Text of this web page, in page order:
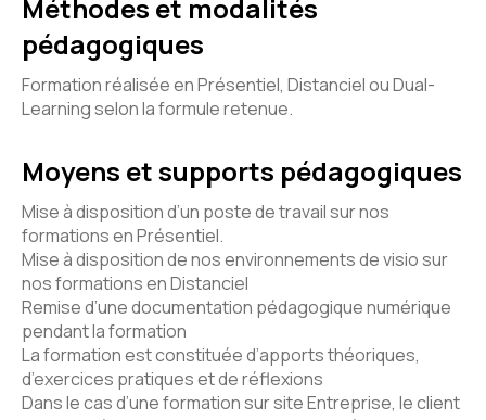
Méthodes et modalités
pédagogiques
Formation réalisée en Présentiel, Distanciel ou Dual-
Learning selon la formule retenue.
Moyens et supports pédagogiques
Mise à disposition d’un poste de travail sur nos
formations en Présentiel.
Mise à disposition de nos environnements de visio sur
nos formations en Distanciel
Remise d’une documentation pédagogique numérique
pendant la formation
La formation est constituée d’apports théoriques,
d’exercices pratiques et de réflexions
Dans le cas d’une formation sur site Entreprise, le client